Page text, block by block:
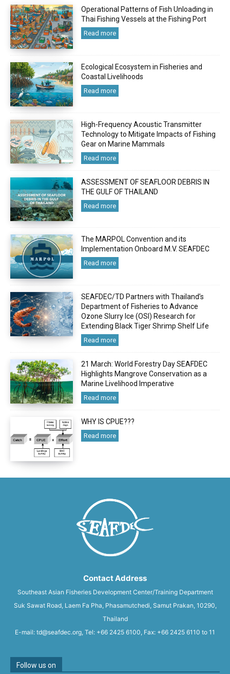
Operational Patterns of Fish Unloading in
Thai Fishing Vessels at the Fishing Port
Read more
Ecological Ecosystem in Fisheries and
Coastal Livelihoods
Read more
High-Frequency Acoustic Transmitter
Technology to Mitigate Impacts of Fishing
Gear on Marine Mammals
Read more
ASSESSMENT OF SEAFLOOR DEBRIS IN
THE GULF OF THAILAND
Read more
The MARPOL Convention and its
Implementation Onboard M.V. SEAFDEC
Read more
SEAFDEC/TD Partners with Thailand’s
Department of Fisheries to Advance
Ozone Slurry Ice (OSI) Research for
Extending Black Tiger Shrimp Shelf Life
Read more
21 March: World Forestry Day SEAFDEC
Highlights Mangrove Conservation as a
Marine Livelihood Imperative
Read more
WHY IS CPUE???
Read more
Contact Address
Southeast Asian Fisheries Development Center/Training Department
Suk Sawat Road, Laem Fa Pha, Phasamutchedi, Samut Prakan, 10290,
Thailand
E-mail: td@seafdec.org, Tel: +66 2425 6100, Fax: +66 2425 6110 to 11
Follow us on